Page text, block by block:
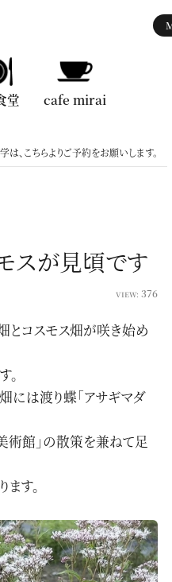
来食堂 cafe mirai
堂 cafe mirai
、こちらよりご予約をお願いします。
スが見頃です
VIEW: 376
とコスモス畑が咲き始め
。
には渡り蝶「アサギマダ
術館」の散策を兼ねて足
す。